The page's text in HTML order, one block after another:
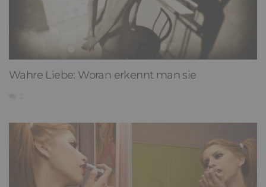
Wahre Liebe: Woran erkennt man sie